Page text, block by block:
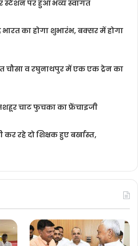
स्टेशन पर हुआ भव्य स्वागत
का होगा शुभारंभ, बक्सर में होगा
चौसा व रघुनाथपुर में एक एक ट्रेन का
चाट फुचका का फ्रेंचाइजी
कर रहे दो शिक्षक हुए बर्खास्त,